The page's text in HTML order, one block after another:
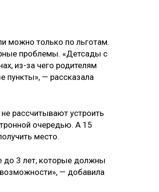
можно только по льготам.
проблемы. «Детсады с
из-за чего родителям
пункты», — рассказала
рассчитывают устроить
очередью. А 15
место.
до 3 лет, которые должны
— добавила